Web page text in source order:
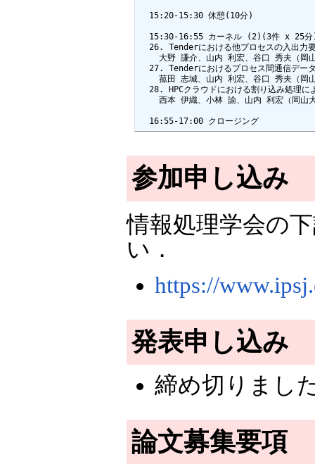
  15:20-15:30 休憩(10分)
15:30-16:55 カーネル (2)(3件 x 25分
26. Tenderにおける他プロセスの入出力
大野 謙介、山内 利宏、谷口 秀夫（岡
27. Tenderにおけるプロセス間通信デー
菰田 志城、山内 利宏、谷口 秀夫（岡
28. HPCクラウドにおける割り込み処理に
西本 伊織、小林 諭、山内 利宏（岡
  16:55-17:00 クロージング
参加申し込み
情報処理学会の
い．
https://
発表申し込み
締め切りまし
論文募集要項